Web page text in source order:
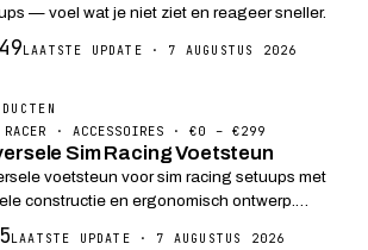
— voel wat je niet ziet en reageer sneller.
LAATSTE UPDATE · 7 AUGUSTUS 2026
RACER · ACCESSOIRES · €0 – €299
Sim Racing Voetsteun
voetsteun voor sim racing setuups met
constructie en ergonomisch ontwerp.
het comfort tijdens lange racing sessies.
LAATSTE UPDATE · 7 AUGUSTUS 2026